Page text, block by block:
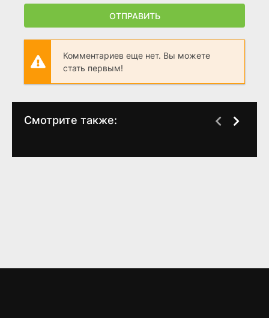
ОТПРАВИТЬ
Комментариев еще нет. Вы можете
стать первым!
Смотрите также: